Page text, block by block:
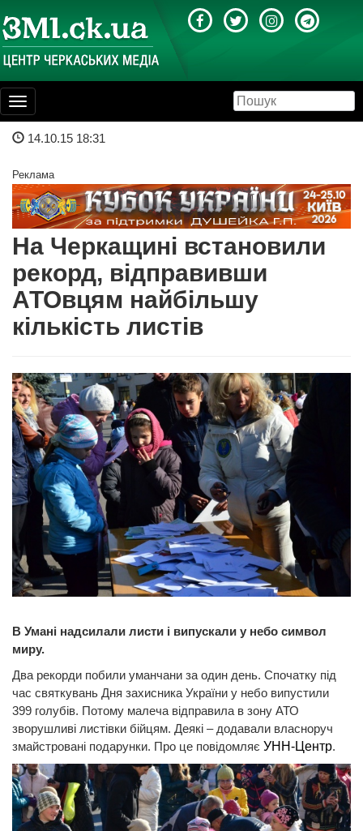
Toggle
navigation
14.10.15 18:31
Реклама
На Черкащині встановили
рекорд, відправивши
АТОвцям найбільшу
кількість листів
В Умані надсилали листи і випускали у небо символ
миру.
Два рекорди побили уманчани за один день. Спочатку під
час святкувань Дня захисника України у небо випустили
399 голубів. Потому малеча відправила в зону АТО
зворушливі листівки бійцям. Деякі – додавали власноруч
змайстровані подарунки. Про це повідомляє УНН-Центр.